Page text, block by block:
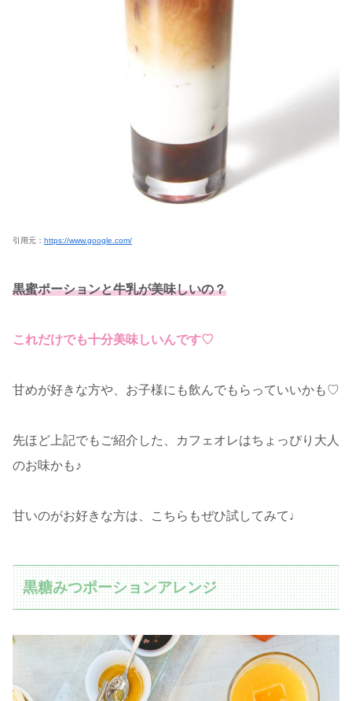
引用元： https://www.google.com/
黒蜜ポーションと牛乳が美味しいの？
これだけでも十分美味しいんです♡
甘めが好きな方や、お子様にも飲んでもらっていいかも♡
先ほど上記でもご紹介した、カフェオレはちょっぴり大人
のお味かも♪
甘いのがお好きな方は、こちらもぜひ試してみて♩
黒糖みつポーションアレンジ